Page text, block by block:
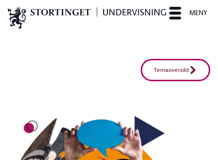
MENY
Temaoversikt